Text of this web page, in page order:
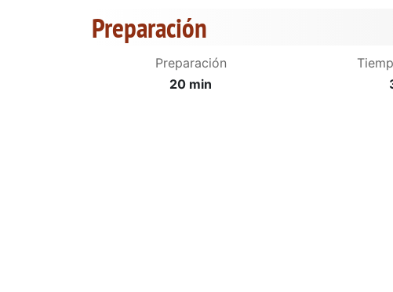
Preparación
Preparación
20 min